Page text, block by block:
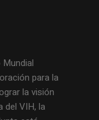
para la
la visión
del VIH, la